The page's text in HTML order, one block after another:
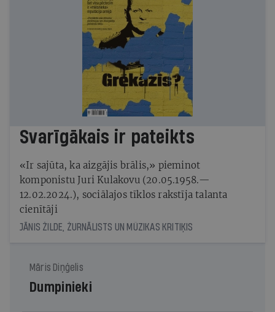
Svarīgākais ir pateikts
«Ir sajūta, ka aizgājis brālis,» pieminot
komponistu Juri Kulakovu (20.05.1958.—
12.02.2024.), sociālajos tīklos rakstīja talanta
cienītāji
JĀNIS ŽILDE, ŽURNĀLISTS UN MŪZIKAS KRITIĶIS
Māris Diņģelis
Dumpinieki